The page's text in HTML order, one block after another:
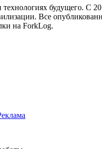
будущего. С
Все
на ForkLog.